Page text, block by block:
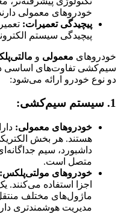
خودروهای معمولی
پیچیدگی تعمیرات:
پیچیدگی سیستم
خودروهای معمولی و
سیم‌کشی تفاوت‌های اساسی
دو نوع خودرو ارائه می‌شود:
1. سیستم سیم‌کشی:
خودروهای معمولی:
هستند. هر بخش
متصل است.
خودروهای مولتی‌پلکس:
اجزا استفاده می‌کنند.
ماژول‌های مختلف
مدیریت هوشمندتری